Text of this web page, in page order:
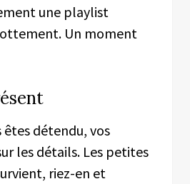
une playlist
Un moment
êtes détendu, vos
les détails. Les petites
riez-en et